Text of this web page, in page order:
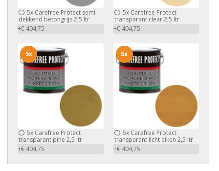
5x Carefree Protect semi-
dekkend betongrijs 2,5 ltr
+€ 404,75
5xCarefree Protect
transparant clear 2,5 ltr
+€ 404,75
5x Carefree Protect
transparant pine 2,5 ltr
+€ 404,75
5x
5xCarefree Protect
transparant licht eiken 2,5 ltr
+€ 404,75
5x